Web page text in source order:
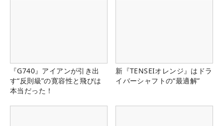
『G740』アイアンが引き出
す“反則級”の寛容性と飛びは
本当だった！
新『TENSEIオレンジ』はドラ
イバーシャフトの“最適解”